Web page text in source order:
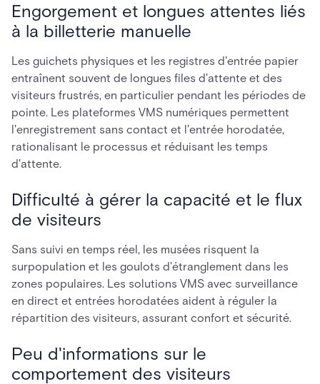
Engorgement et longues attentes liés
à la billetterie manuelle
Les guichets physiques et les registres d'entrée papier
entraînent souvent de longues files d'attente et des
visiteurs frustrés, en particulier pendant les périodes de
pointe. Les plateformes VMS numériques permettent
l'enregistrement sans contact et l'entrée horodatée,
rationalisant le processus et réduisant les temps
d'attente.
Difficulté à gérer la capacité et le flux
de visiteurs
Sans suivi en temps réel, les musées risquent la
surpopulation et les goulots d'étranglement dans les
zones populaires. Les solutions VMS avec surveillance
en direct et entrées horodatées aident à réguler la
répartition des visiteurs, assurant confort et sécurité.
Peu d'informations sur le
comportement des visiteurs